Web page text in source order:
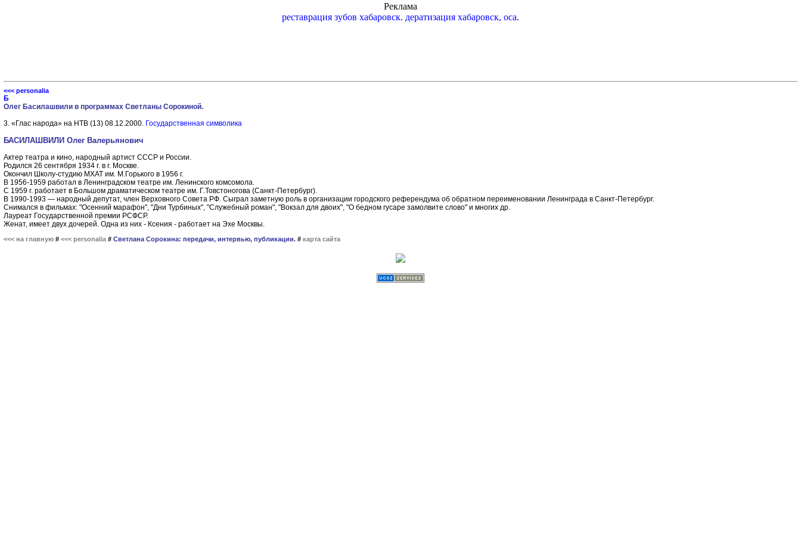
Реклама
реставрация зубов хабаровск. дератизация хабаровск, оса.
<<< personalia
Б
Олег Басилашвили в программах Светланы Сорокиной.
3. «Глас народа» на НТВ (13) 08.12.2000. Государственная символика
БАСИЛАШВИЛИ Олег Валерьянович
Актер театра и кино, народный артист СССР и России.
Родился 26 сентября 1934 г. в г. Москве.
Окончил Школу-студию МХАТ им. М.Горького в 1956 г.
В 1956-1959 работал в Ленинградском театре им. Ленинского комсомола.
С 1959 г. работает в Большом драматическом театре им. Г.Товстоногова (Санкт-Петербург).
В 1990-1993 — народный депутат, член Верховного Совета РФ. Сыграл заметную роль в организации городского референдума об обратном переименовании Ленинграда в Санкт-Петербург.
Снимался в фильмах: "Осенний марафон", "Дни Турбиных", "Служебный роман", "Вокзал для двоих", "О бедном гусаре замолвите слово" и многих др.
Лауреат Государственной премии РСФСР.
Женат, имеет двух дочерей. Одна из них - Ксения - работает на Эхе Москвы.
<<< на главную # <<< personalia # Светлана Сорокина: передачи, интервью, публикации. # карта сайта